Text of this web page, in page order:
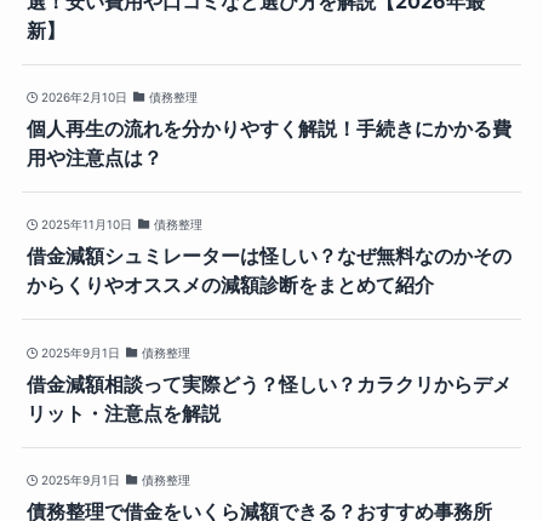
新】
2026年2月10日 債務整理
個人再生の流れを分かりやすく解説！手続きにかかる費
用や注意点は？
2025年11月10日 債務整理
借金減額シュミレーターは怪しい？なぜ無料なのかその
からくりやオススメの減額診断をまとめて紹介
2025年9月1日 債務整理
借金減額相談って実際どう？怪しい？カラクリからデメ
リット・注意点を解説
2025年9月1日 債務整理
債務整理で借金をいくら減額できる？おすすめ事務所